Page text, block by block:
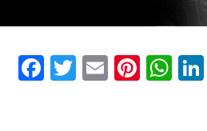
Facebook
Twitter
Email